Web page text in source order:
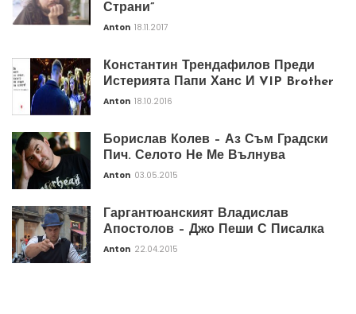
Страни”
Anton 18.11.2017
Константин Трендафилов Преди
Истерията Папи Ханс И VIP Brother
Anton 18.10.2016
Борислав Колев – Аз Съм Градски
Пич. Селото Не Ме Вълнува
Anton 03.05.2015
Гаргантюанският Владислав
Апостолов – Джо Пеши С Писалка
Anton 22.04.2015